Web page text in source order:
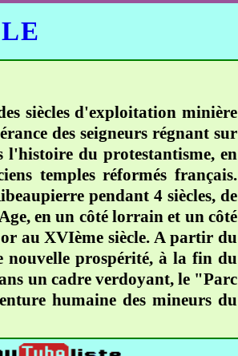
siècles d'exploitation minière
des seigneurs régnant sur
du protestantisme, en
temples réformés français.
pendant 4 siècles, de
en un côté lorrain et un côté
au XVIème siècle. A partir du
prospérité, à la fin du
un cadre verdoyant, le "Parc
humaine des mineurs du